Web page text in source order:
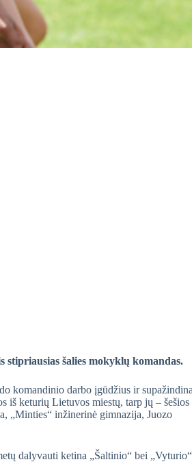
stipriausias šalies mokyklų komandas.
komandinio darbo įgūdžius ir
iš keturių Lietuvos miestų, tarp jų – šešios
„Minties“ inžinerinė gimnazija, Juozo
dalyvauti ketina „Šaltinio“ bei „Vyturio“